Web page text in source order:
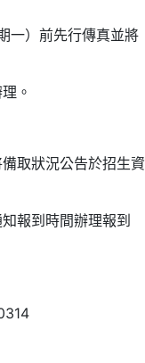
一）前先行傳真並將
。
取狀況公告於招生資
報到時間辦理報到